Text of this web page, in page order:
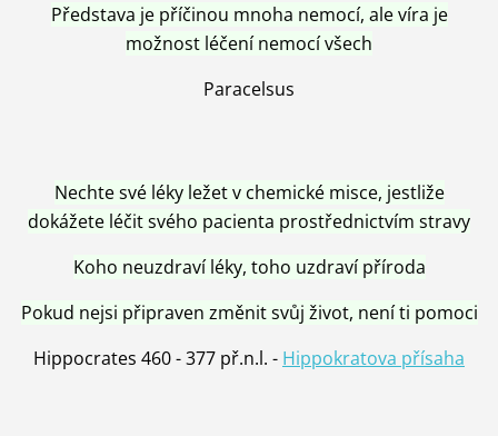
Představa je příčinou mnoha nemocí, ale víra je
možnost léčení nemocí všech
Paracelsus
Nechte své léky ležet v chemické misce, jestliže
dokážete léčit svého pacienta prostřednictvím stravy
Koho neuzdraví léky, toho uzdraví příroda
Pokud nejsi připraven změnit svůj život, není ti pomoci
Hippocrates 460 - 377 př.n.l. - Hippokratova přísaha